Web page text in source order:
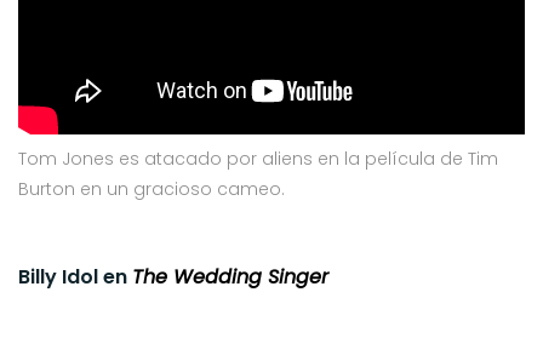
Tom Jones es atacado por aliens en la película de Tim
Burton en un gracioso cameo.
Billy Idol en The Wedding Singer